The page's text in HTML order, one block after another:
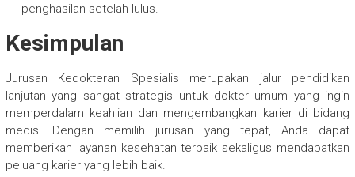
penghasilan setelah lulus.
Kesimpulan
Jurusan Kedokteran Spesialis merupakan jalur pendidikan
lanjutan yang sangat strategis untuk dokter umum yang ingin
memperdalam keahlian dan mengembangkan karier di bidang
medis. Dengan memilih jurusan yang tepat, Anda dapat
memberikan layanan kesehatan terbaik sekaligus mendapatkan
peluang karier yang lebih baik.